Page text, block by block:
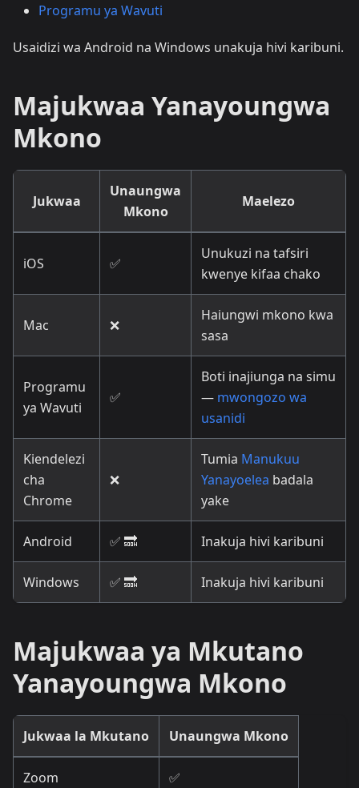
Programu ya Wavuti
Usaidizi wa Android na Windows unakuja hivi karibuni.
Majukwaa Yanayoungwa
Mkono
Jukwaa
Unaungwa
Mkono
Maelezo
iOS ✅
Unukuzi na tafsiri
kwenye kifaa chako
Mac ❌
Haiungwi mkono kwa
sasa
Programu
ya Wavuti
✅
Boti inajiunga na simu
— mwongozo wa
usanidi
Kiendelezi
cha
Chrome
❌
Tumia Manukuu
Yanayoelea badala
yake
Android ✅ 🔜 Inakuja hivi karibuni
Windows ✅ 🔜 Inakuja hivi karibuni
Majukwaa ya Mkutano
Yanayoungwa Mkono
Jukwaa la Mkutano Unaungwa Mkono
Zoom ✅